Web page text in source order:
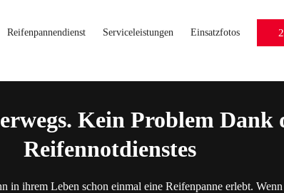
Reifenpannendienst Serviceleistungen Einsatzfotos
Kein Problem Dank
Reifennotdienstes
in ihrem Leben schon einmal eine Reifenpanne erlebt.